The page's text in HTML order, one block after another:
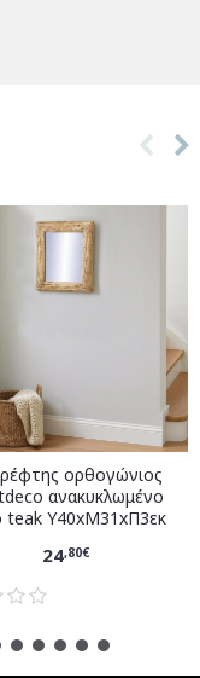
ορθογώνιος
ανακυκλωμένο
teak Υ40xM31xΠ3εκ
24,80€